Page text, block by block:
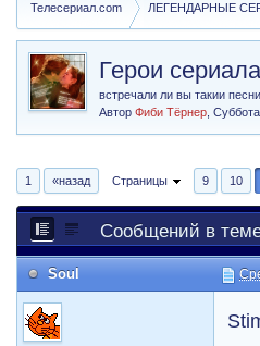
Телесериал.com ЛЕГЕНДАРНЫЕ
Герои
встречали ли вы такии
АвторФиби Тёрнер ,
1 «назад Страницы 9 10
Сообщений в
Soul